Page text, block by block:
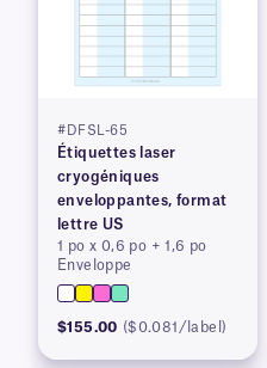
#DFSL-65
Étiquettes laser
cryogéniques
enveloppantes, format
lettre US
1 po x 0,6 po + 1,6 po
Enveloppe
$155.00 ($0.081/label)